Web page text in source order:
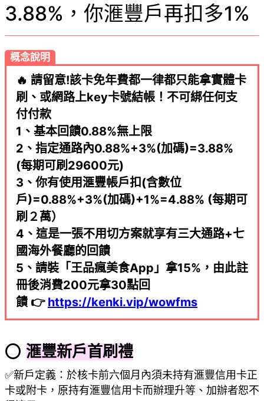
3.88%，你滙豐戶再扣多1%
概念說明
🔥 請留意!該卡免年費都一律都只能拿實體卡
刷、或網路上key卡號結帳！不可綁任何支
付付款
1、基本回饋0.88%無上限
2、指定通路內0.88%+3%(加碼)=3.88%
(每期可刷29600元)
3、你有使用滙豐帳戶扣(含數位
戶)=0.88%+3%(加碼)+1%=4.88% (每期可
刷２萬）
4、這是一張不用切方案就享有三大通路+七
國海外餐廳的回饋
5、請裝「王品瘋美食App」拿15%， 由此註
冊後消費200元拿30點回
饋 👉 https://kenki.vip/wowfms
⭕ 滙豐新戶首刷禮
✅新戶定義：於核卡前六個月內須未持有滙豐信用卡正
卡或附卡，原持有滙豐信用卡而辦理升等、加辦者恕不